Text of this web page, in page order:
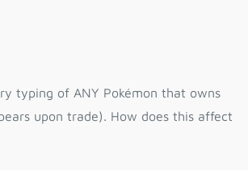
Cadastre-se e receba